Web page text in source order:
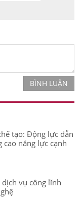
BÌNH LUẬN
tạo: Động lực dẫn
cao năng lực cạnh
vụ công lĩnh